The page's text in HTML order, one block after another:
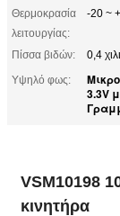
Θερμοκρασία
λειτουργίας:
-20 ~
Πίσσα βιδών:
0,4
Υψηλό φως:
3.3V
VSM10198
κινητήρα